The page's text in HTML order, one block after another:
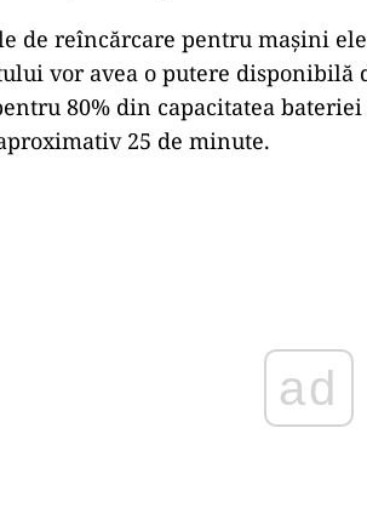
de reîncărcare pentru maşini
vor avea o putere disponibilă
80% din capacitatea
25 de minute.